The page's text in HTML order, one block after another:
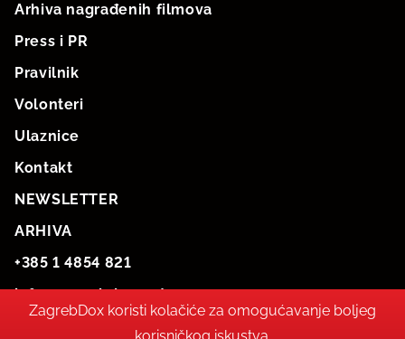
Arhiva nagrađenih filmova
Press i PR
Pravilnik
Volonteri
Ulaznice
Kontakt
NEWSLETTER
ARHIVA
+385 1 4854 821
info@zagrebdox.net
ZagrebDox koristi kolačiće za omogućavanje boljeg